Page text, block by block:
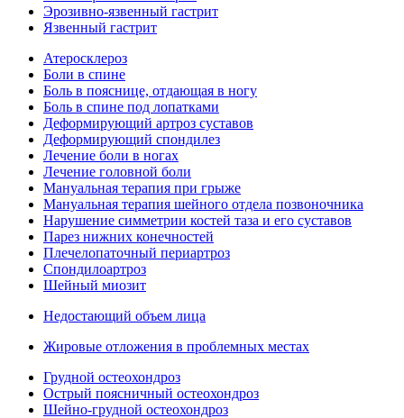
Эрозивно-язвенный гастрит
Язвенный гастрит
Атеросклероз
Боли в спине
Боль в пояснице, отдающая в ногу
Боль в спине под лопатками
Деформирующий артроз суставов
Деформирующий спондилез
Лечение боли в ногах
Лечение головной боли
Мануальная терапия при грыже
Мануальная терапия шейного отдела позвоночника
Нарушение симметрии костей таза и его суставов
Парез нижних конечностей
Плечелопаточный периартроз
Спондилоартроз
Шейный миозит
Недостающий объем лица
Жировые отложения в проблемных местах
Грудной остеохондроз
Острый поясничный остеохондроз
Шейно-грудной остеохондроз